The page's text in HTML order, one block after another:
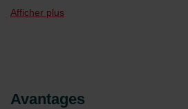
Zaffiro ont leur propre caractère et
Afficher plus
Avantages